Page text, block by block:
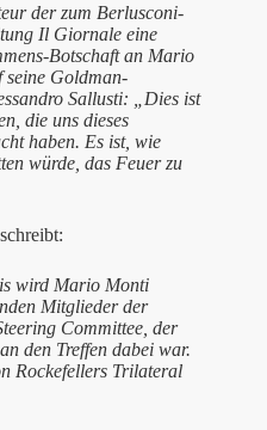
der zum Berlusconi-
Il Giornale eine
Botschaft an Mario
seine Goldman-
Sallusti:
„Dies ist
die uns dieses
haben. Es ist, wie
würde, das Feuer zu
schreibt:
wird Mario Monti
Mitglieder der
Committee, der
den Treffen dabei war.
Rockefellers Trilateral